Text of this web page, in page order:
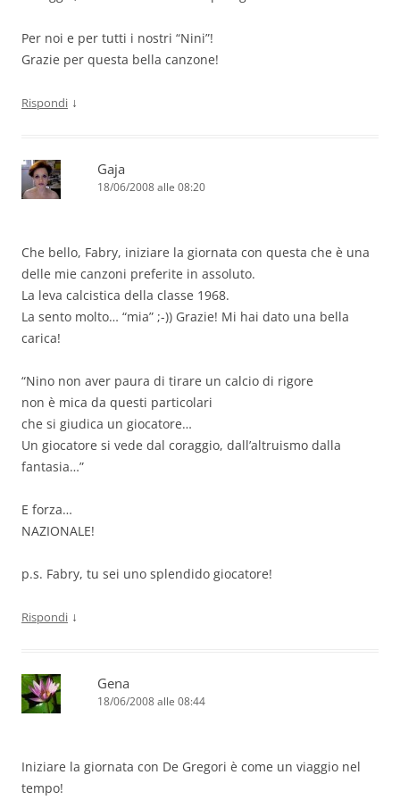
Per noi e per tutti i nostri “Nini”!
Grazie per questa bella canzone!
Rispondi ↓
Gaja
18/06/2008 alle 08:20
Che bello, Fabry, iniziare la giornata con questa che è una
delle mie canzoni preferite in assoluto.
La leva calcistica della classe 1968.
La sento molto… “mia” ;-)) Grazie! Mi hai dato una bella
carica!
“Nino non aver paura di tirare un calcio di rigore
non è mica da questi particolari
che si giudica un giocatore…
Un giocatore si vede dal coraggio, dall’altruismo dalla
fantasia…”
E forza…
NAZIONALE!
p.s. Fabry, tu sei uno splendido giocatore!
Rispondi ↓
Gena
18/06/2008 alle 08:44
Iniziare la giornata con De Gregori è come un viaggio nel
tempo!